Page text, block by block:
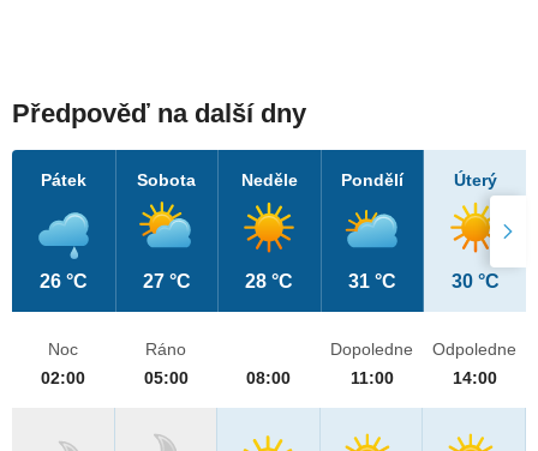
Předpověď na další dny
Pátek
26 °C
Sobota
27 °C
Neděle
28 °C
Pondělí
31 °C
Úterý
30 °C
Noc
02:00
Ráno
05:00
08:00
Dopoledne
11:00
Odpoledne
14:00